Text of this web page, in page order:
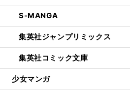
S-MANGA
集英社ジャンプリミックス
集英社コミック文庫
少女マンガ